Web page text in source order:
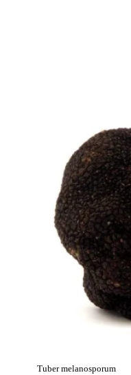
Tuber melanosporum